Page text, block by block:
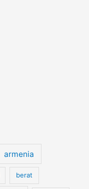
armenia
berat